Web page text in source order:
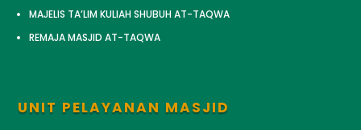
MAJELIS TA’LIM KULIAH SHUBUH AT-TAQWA
REMAJA MASJID AT-TAQWA
UNIT PELAYANAN MASJID